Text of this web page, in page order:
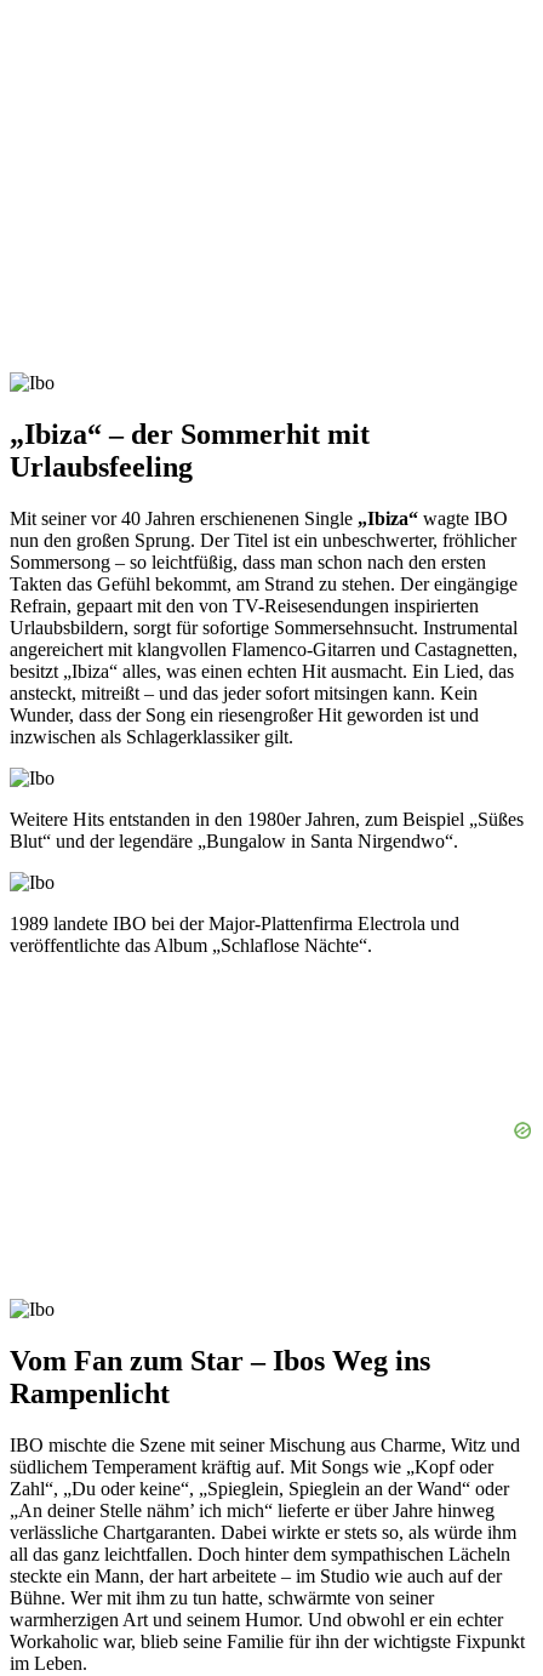
„Ibiza“ – der Sommerhit mit
Urlaubsfeeling
Mit seiner vor 40 Jahren erschienenen Single „Ibiza“ wagte IBO
nun den großen Sprung. Der Titel ist ein unbeschwerter, fröhlicher
Sommersong – so leichtfüßig, dass man schon nach den ersten
Takten das Gefühl bekommt, am Strand zu stehen. Der eingängige
Refrain, gepaart mit den von TV-Reisesendungen inspirierten
Urlaubsbildern, sorgt für sofortige Sommersehnsucht. Instrumental
angereichert mit klangvollen Flamenco-Gitarren und Castagnetten,
besitzt „Ibiza“ alles, was einen echten Hit ausmacht. Ein Lied, das
ansteckt, mitreißt – und das jeder sofort mitsingen kann. Kein
Wunder, dass der Song ein riesengroßer Hit geworden ist und
inzwischen als Schlagerklassiker gilt.
Weitere Hits entstanden in den 1980er Jahren, zum Beispiel „Süßes
Blut“ und der legendäre „Bungalow in Santa Nirgendwo“.
1989 landete IBO bei der Major-Plattenfirma Electrola und
veröffentlichte das Album „Schlaflose Nächte“.
Vom Fan zum Star – Ibos Weg ins
Rampenlicht
IBO mischte die Szene mit seiner Mischung aus Charme, Witz und
südlichem Temperament kräftig auf. Mit Songs wie „Kopf oder
Zahl“, „Du oder keine“, „Spieglein, Spieglein an der Wand“ oder
„An deiner Stelle nähm’ ich mich“ lieferte er über Jahre hinweg
verlässliche Chartgaranten. Dabei wirkte er stets so, als würde ihm
all das ganz leichtfallen. Doch hinter dem sympathischen Lächeln
steckte ein Mann, der hart arbeitete – im Studio wie auch auf der
Bühne. Wer mit ihm zu tun hatte, schwärmte von seiner
warmherzigen Art und seinem Humor. Und obwohl er ein echter
Workaholic war, blieb seine Familie für ihn der wichtigste Fixpunkt
im Leben.